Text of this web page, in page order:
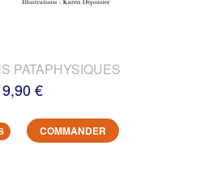
PATAPHYSIQUES
9,90 €
COMMANDER